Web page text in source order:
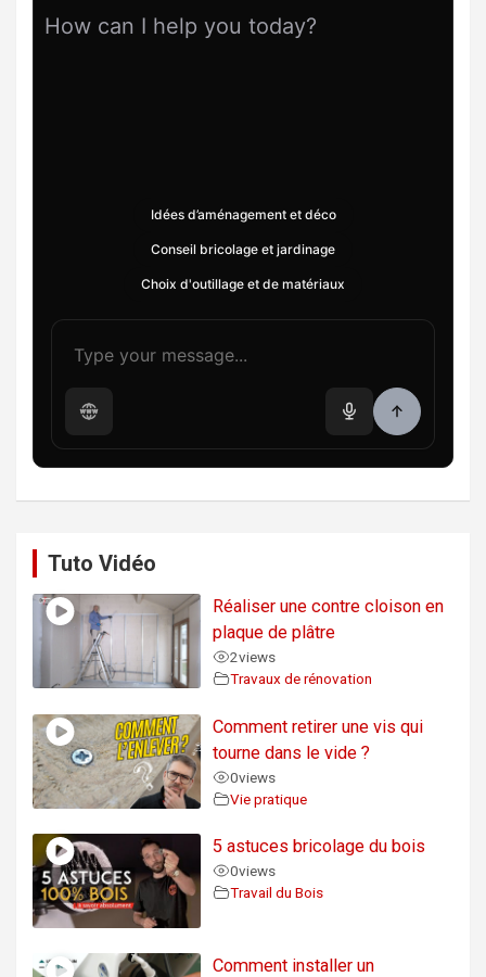
How can I help you today?
Idées d’aménagement et déco
Conseil bricolage et jardinage
Choix d'outillage et de matériaux
Tuto Vidéo
Réaliser une contre cloison en
plaque de plâtre
2views
Travaux de rénovation
Comment retirer une vis qui
tourne dans le vide ?
0views
Vie pratique
5 astuces bricolage du bois
0views
Travail du Bois
Comment installer un